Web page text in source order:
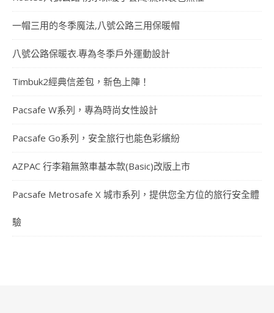
一帽三用的冬季魔法,八號公路三用保暖帽
八號公路保暖衣.專為冬季戶外運動設計
Timbuk2經典信差包，新色上陣！
Pacsafe W系列，專為時尚女性設計
Pacsafe Go系列，安全旅行也能色彩繽紛
AZPAC 行李箱無煞車基本款(Basic)改版上市
Pacsafe Metrosafe X 城市系列，提供您全方位的旅行安全體
驗